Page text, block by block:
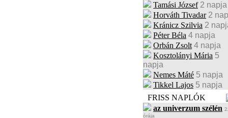
Tamási József 2 napja
Horváth Tivadar 2
Kránicz Szilvia 2
Péter Béla 4 napja
Orbán Zsolt 4 napja
Kosztolányi Mária 5
napja
Nemes Máté 5 napja
Tikkel Lajos 5 napja
FRISS NAPLÓK
az univerzum szélén
órája